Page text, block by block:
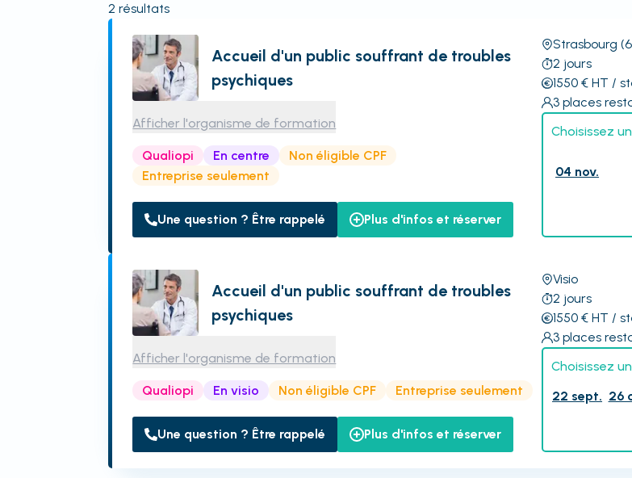
2 résultats
Accueil d'un public souffrant de troubles
psychiques
Afficher l'organisme de formation
Qualiopi En centre
Non éligible CPF
Entreprise seulement
Une question ? Être rappelé Plus d'infos et réserver
Strasbourg
2 jours
1550€ HT /
3 places
Choisissez
04 nov.
Accueil d'un public souffrant de troubles
psychiques
Afficher l'organisme de formation
Qualiopi En visio Non éligible CPF Entreprise seulement
Une question ? Être rappelé Plus d'infos et réserver
Visio
2 jours
1550€ HT /
3 places
Choisissez
22 sept. 26